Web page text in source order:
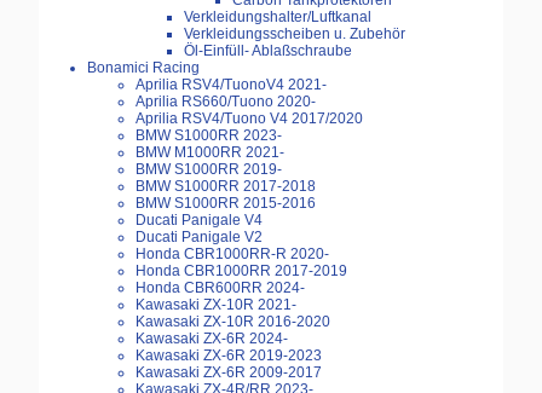
Verkleidungshalter/Luftkanal
Verkleidungsscheiben u. Zubehör
Öl-Einfüll- Ablaßschraube
Bonamici Racing
Aprilia RSV4/TuonoV4 2021-
Aprilia RS660/Tuono 2020-
Aprilia RSV4/Tuono V4 2017/2020
BMW S1000RR 2023-
BMW M1000RR 2021-
BMW S1000RR 2019-
BMW S1000RR 2017-2018
BMW S1000RR 2015-2016
Ducati Panigale V4
Ducati Panigale V2
Honda CBR1000RR-R 2020-
Honda CBR1000RR 2017-2019
Honda CBR600RR 2024-
Kawasaki ZX-10R 2021-
Kawasaki ZX-10R 2016-2020
Kawasaki ZX-6R 2024-
Kawasaki ZX-6R 2019-2023
Kawasaki ZX-6R 2009-2017
Kawasaki ZX-4R/RR 2023-